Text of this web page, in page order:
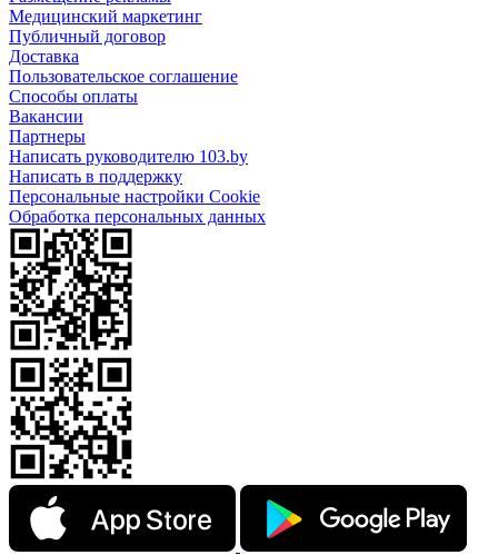
Медицинский маркетинг
Публичный договор
Доставка
Пользовательское соглашение
Способы оплаты
Вакансии
Партнеры
Написать руководителю 103.by
Написать в поддержку
Персональные настройки Cookie
Обработка персональных данных